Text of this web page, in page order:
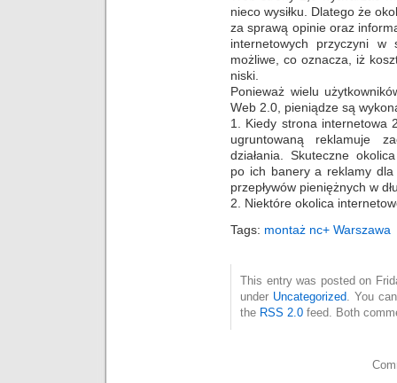
nieco wysiłku. Dlatego że
za sprawą opinie oraz
internetowych przyczyni
możliwe, co oznacza, iż
niski.
Ponieważ wielu
Web 2.0, pieniądze są
1. Kiedy strona internetowa
ugruntowaną reklamuje
działania. Skuteczne
po ich banery a reklamy dla
przepływów pieniężnych w
2. Niektóre okolica
Tags: montaż nc+ Warszawa
This entry was posted on
under Uncategorized. You
the RSS 2.0 feed. Both